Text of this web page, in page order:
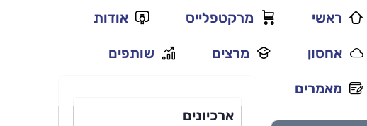
ראשי מרקטפלייס אודות
אחסון מרצים שותפים
מאמרים
ארכיונים